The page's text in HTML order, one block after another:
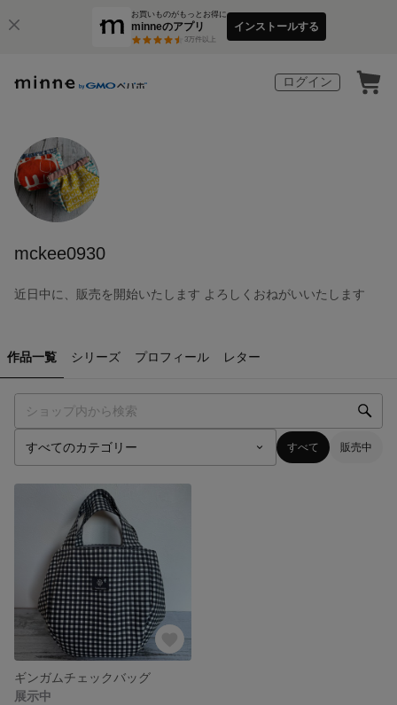
お買いものがもっとお得に
minneのアプリ
3万件以上
インストールする
ログイン
mckee0930
近日中に、販売を開始いたします よろしくおねがいいたします
作品一覧 シリーズ プロフィール レター
すべて 販売中
ギンガムチェックバッグ
展示中